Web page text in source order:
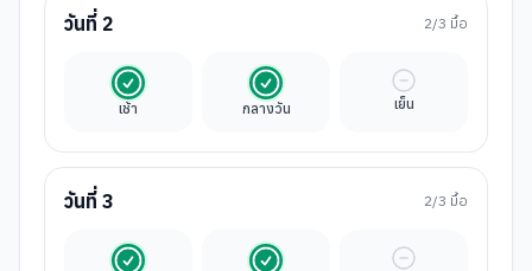
วันที่ 2 2/3 มื้อ
เช้า
รวมในค่าทัวร์
กลางวัน
รวมในค่าทัวร์
เย็น
มื้ออิสระ
วันที่ 3 2/3 มื้อ
รวมในค่าทัวร์ รวมในค่าทัวร์ มื้ออิสระ